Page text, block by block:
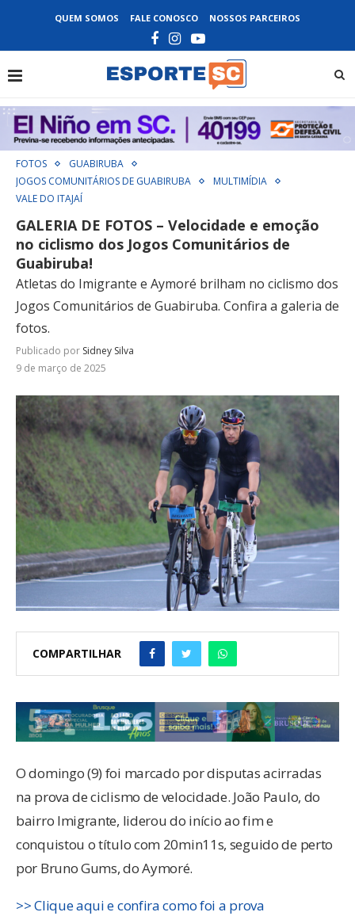
QUEM SOMOS FALE CONOSCO NOSSOS PARCEIROS
FOTOS
GUABIRUBA
JOGOS COMUNITÁRIOS DE GUABIRUBA
MULTIMÍDIA
VALE DO ITAJAÍ
GALERIA DE FOTOS – Velocidade e emoção
no ciclismo dos Jogos Comunitários de
Guabiruba!
Atletas do Imigrante e Aymoré brilham no ciclismo dos
Jogos Comunitários de Guabiruba. Confira a galeria de
fotos.
Publicado por Sidney Silva
9 de março de 2025
COMPARTILHAR
O domingo (9) foi marcado por disputas acirradas
na prova de ciclismo de velocidade. João Paulo, do
bairro Imigrante, liderou do início ao fim e
conquistou o título com 20min11s, seguido de perto
por Bruno Gums, do Aymoré.
>> Clique aqui e confira como foi a prova